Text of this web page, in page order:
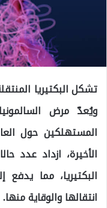
تشكل البكتيريا
ويُعدّ مرض
المستهلكين حول
الأخيرة، ازداد عدد
البكتيريا، مما
انتقالها والوقاية منها.